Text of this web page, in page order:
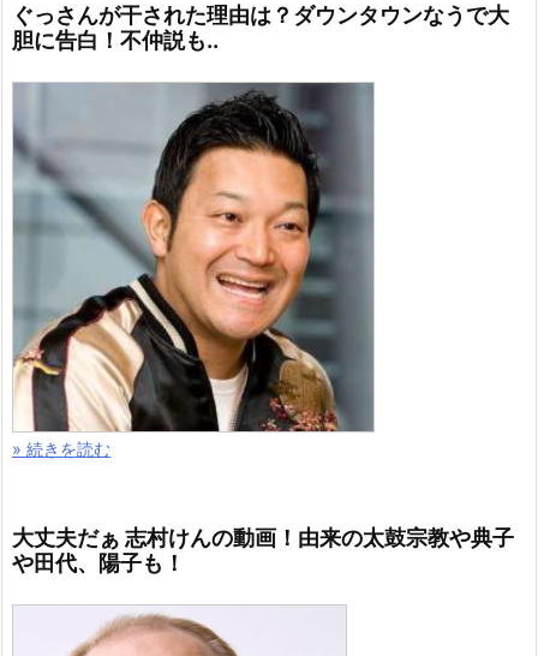
ぐっさんが干された理由は？ダウンタウンなうで大
胆に告白！不仲説も..
» 続きを読む
大丈夫だぁ 志村けんの動画！由来の太鼓宗教や典子
や田代、陽子も！